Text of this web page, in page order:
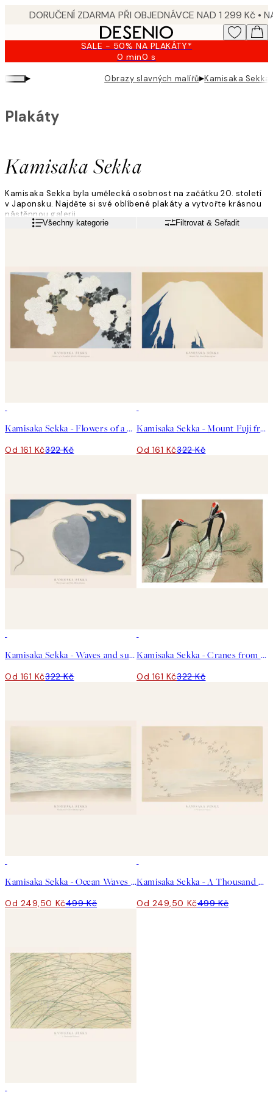
SALE - 50% NA PLAKÁTY*
0 min0 s
Platné
do:
2026-
▸ Obrazy slavných malířů▸Kamisaka Sekka
Kamisaka Sekka
Plakáty
Kamisaka Sekka byla umělecká osobnost na začátku 20. století
v Japonsku. Najděte si své oblíbené plakáty a vytvořte krásnou
nástěnnou galerii.
Přečtěte si víceVšechny kategorie Filtrovat & Seřadit
Kamisaka Sekka - Flowers of a Hundred Worlds (Momoyogusa) Plakát
Od 161 Kč322 Kč
Kamisaka Sekka - Mount Fuji from Momoyogusa Plakát
Od 161 Kč322 Kč
Kamisaka Sekka - Waves and sun from Momoyogusa Plakát
Od 161 Kč322 Kč
Kamisaka Sekka - Cranes from Momoyogusa Plakát
Od 161 Kč322 Kč
Kamisaka Sekka - Ocean Waves From Momoyogusa Plakát
Od 249,50 Kč499 Kč
Kamisaka Sekka - A Thousand Grasses Pl.09 Plakát
Od 249,50 Kč499 Kč